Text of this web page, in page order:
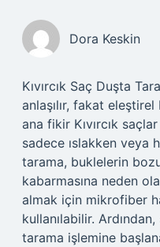
Dora Keskin
Kıvırcık Saç Duşta
anlaşılır, fakat
ana fikir Kıvırcık
sadece ıslakken veya
tarama, buklelerin
kabarmasına neden
almak için mikrofiber
kullanılabilir.
tarama işlemine